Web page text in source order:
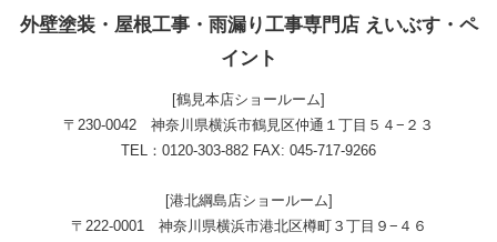
外壁塗装・屋根工事・雨漏り工事専門店 えいぶす・ペ
イント
[鶴見本店ショールーム]
〒230-0042 神奈川県横浜市鶴見区仲通１丁目５４−２３
TEL：0120-303-882 FAX: 045-717-9266
[港北綱島店ショールーム]
〒222-0001 神奈川県横浜市港北区樽町３丁目９−４６